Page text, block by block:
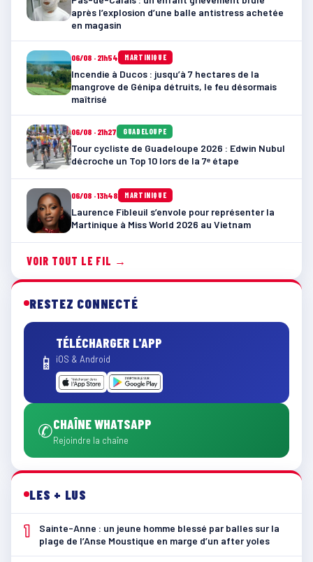
après l’explosion d’une balle antistress achetée
en magasin
06/08 · 21h54 MARTINIQUE
Incendie à Ducos : jusqu’à 7 hectares de la
mangrove de Génipa détruits, le feu désormais
maîtrisé
06/08 · 21h27 GUADELOUPE
Tour cycliste de Guadeloupe 2026 : Edwin Nubul
décroche un Top 10 lors de la 7ᵉ étape
06/08 · 13h48 MARTINIQUE
Laurence Fibleuil s’envole pour représenter la
Martinique à Miss World 2026 au Vietnam
VOIR TOUT LE FIL →
RESTEZ CONNECTÉ
📱
TÉLÉCHARGER L'APP
iOS & Android
✆CHAÎNE WHATSAPP
Rejoindre la chaîne
LES + LUS
1
Sainte-Anne : un jeune homme blessé par balles sur la
plage de l’Anse Moustique en marge d’un after yoles